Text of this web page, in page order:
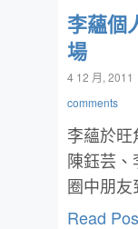
李蘊個
場
4 12 月, 2011
comments
李蘊於
陳鈺芸
圈中朋友
Read